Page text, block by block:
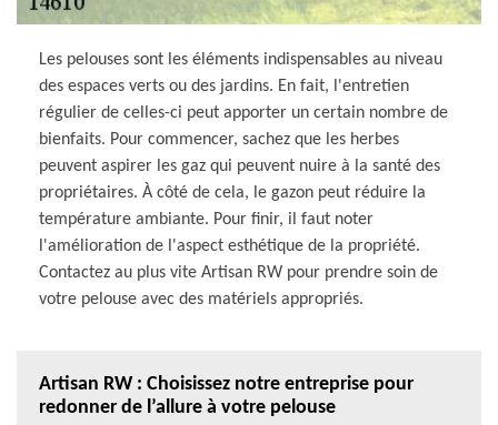
Les pelouses sont les éléments indispensables au niveau
des espaces verts ou des jardins. En fait, l'entretien
régulier de celles-ci peut apporter un certain nombre de
bienfaits. Pour commencer, sachez que les herbes
peuvent aspirer les gaz qui peuvent nuire à la santé des
propriétaires. À côté de cela, le gazon peut réduire la
température ambiante. Pour finir, il faut noter
l'amélioration de l'aspect esthétique de la propriété.
Contactez au plus vite Artisan RW pour prendre soin de
votre pelouse avec des matériels appropriés.
Artisan RW : Choisissez notre entreprise pour
redonner de l’allure à votre pelouse